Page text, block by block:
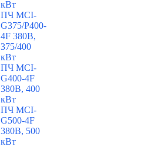
кВт
ПЧ MCI-
G375/P400-
4F 380В,
375/400
кВт
ПЧ MCI-
G400-4F
380В, 400
кВт
ПЧ MCI-
G500-4F
380В, 500
кВт